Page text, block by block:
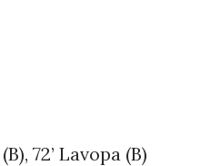
72’ Lavopa (B)